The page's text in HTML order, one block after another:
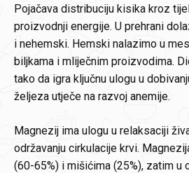
Pojačava distribuciju kisika kroz
proizvodnji energije. U prehrani
i nehemski. Hemski nalazimo u
biljkama i mliječnim proizvodima.
tako da igra ključnu ulogu u
željeza utječe na razvoj anemije.
Magnezij ima ulogu u relaksaciji
održavanju cirkulacije krvi.
(60-65%) i mišićima (25%), zatim u